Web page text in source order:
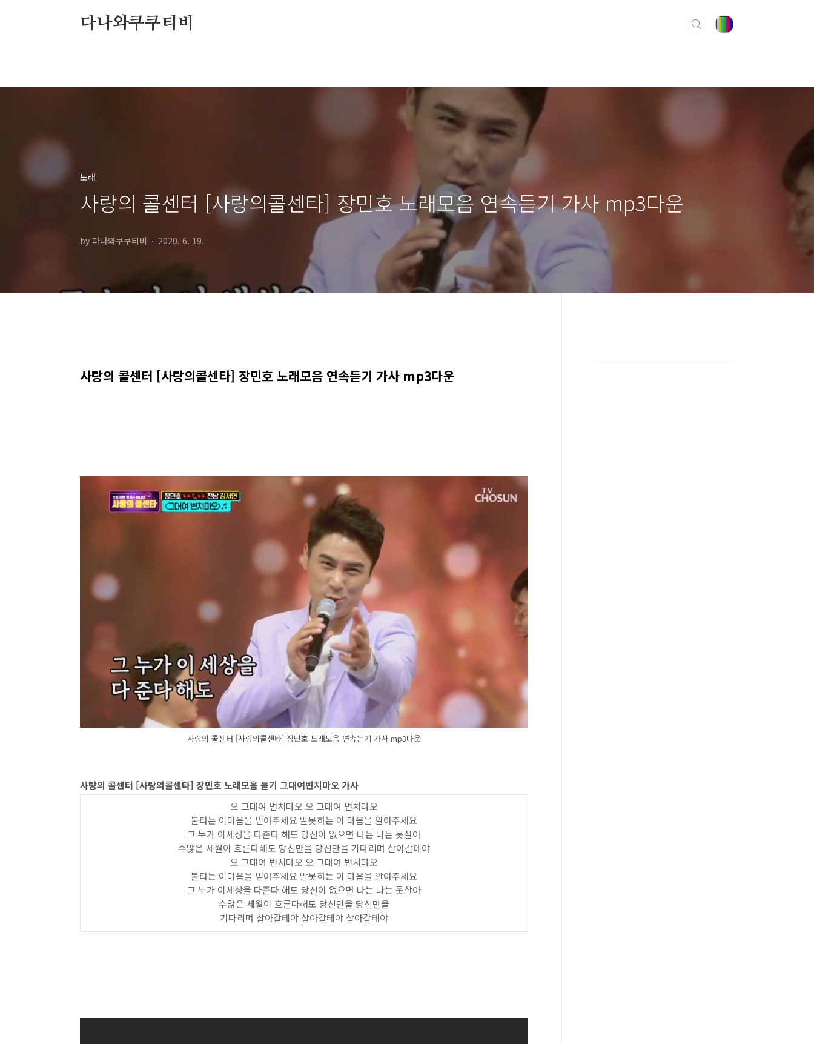
다나와쿠쿠티비
노래
사랑의 콜센터 [사랑의콜센타] 장민호 노래모음 연속듣기 가사 mp3다운
by 다나와쿠쿠티비 2020. 6. 19.
사랑의 콜센터 [사랑의콜센타] 장민호 노래모음 연속듣기 가사 mp3다운
사랑의 콜센터 [사랑의콜센타] 장민호 노래모음 연속듣기 가사 mp3다운
사랑의 콜센터 [사랑의콜센타] 장민호 노래모음 듣기 그대여변치마오 가사
오 그대여 변치마오 오 그대여 변치마오
불타는 이마음을 믿어주세요 말못하는 이 마음을 알아주세요
그 누가 이세상을 다준다 해도 당신이 없으면 나는 나는 못살아
수많은 세월이 흐른다해도 당신만을 당신만을 기다리며 살아갈테야
오 그대여 변치마오 오 그대여 변치마오
불타는 이마음을 믿어주세요 말못하는 이 마음을 알아주세요
그 누가 이세상을 다준다 해도 당신이 없으면 나는 나는 못살아
수많은 세월이 흐른다해도 당신만을 당신만을
기다리며 살아갈테야 살아갈테야 살아갈테야